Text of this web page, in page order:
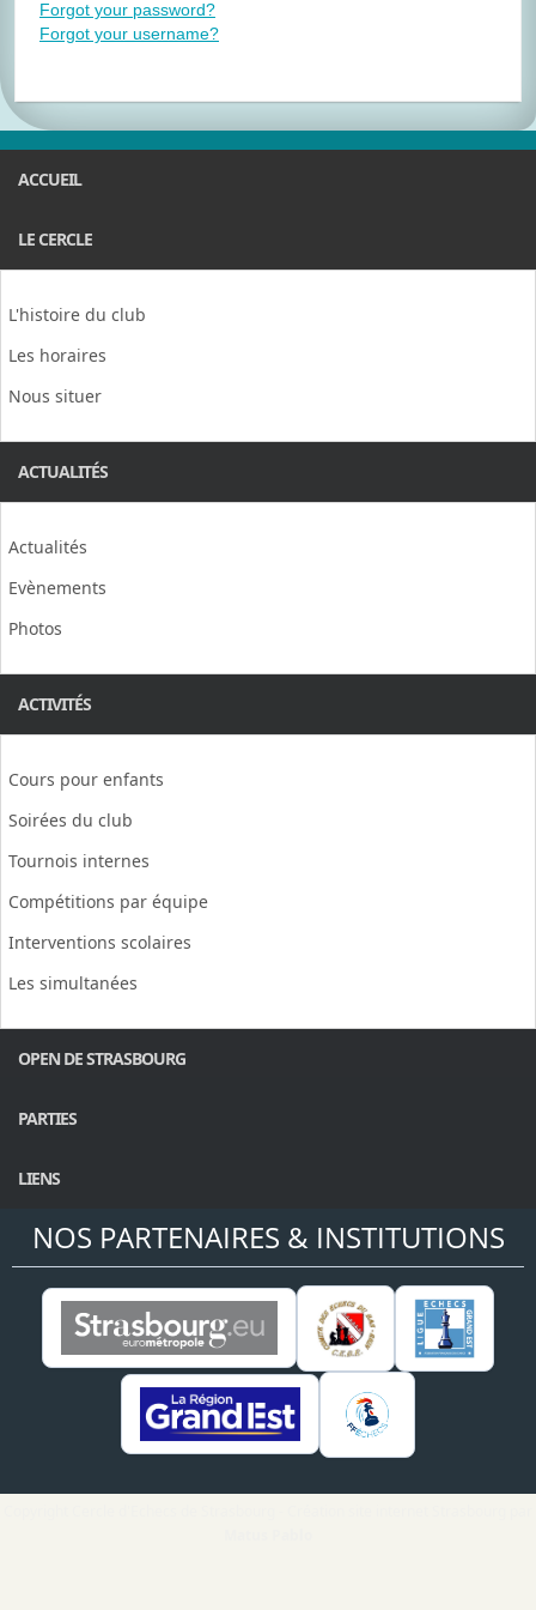
Forgot your password?
Forgot your username?
ACCUEIL
LE CERCLE
L'histoire du club
Les horaires
Nous situer
ACTUALITÉS
Actualités
Evènements
Photos
ACTIVITÉS
Cours pour enfants
Soirées du club
Tournois internes
Compétitions par équipe
Interventions scolaires
Les simultanées
OPEN DE STRASBOURG
PARTIES
LIENS
NOS PARTENAIRES & INSTITUTIONS